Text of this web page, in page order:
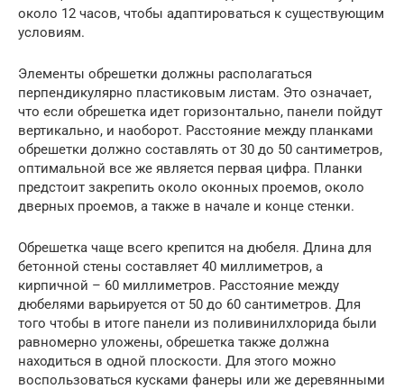
около 12 часов, чтобы адаптироваться к существующим
условиям.
Элементы обрешетки должны располагаться
перпендикулярно пластиковым листам. Это означает,
что если обрешетка идет горизонтально, панели пойдут
вертикально, и наоборот. Расстояние между планками
обрешетки должно составлять от 30 до 50 сантиметров,
оптимальной все же является первая цифра. Планки
предстоит закрепить около оконных проемов, около
дверных проемов, а также в начале и конце стенки.
Обрешетка чаще всего крепится на дюбеля. Длина для
бетонной стены составляет 40 миллиметров, а
кирпичной – 60 миллиметров. Расстояние между
дюбелями варьируется от 50 до 60 сантиметров. Для
того чтобы в итоге панели из поливинилхлорида были
равномерно уложены, обрешетка также должна
находиться в одной плоскости. Для этого можно
воспользоваться кусками фанеры или же деревянными